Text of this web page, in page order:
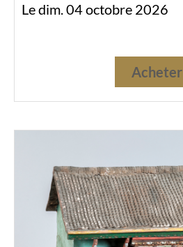
Le dim. 04 octobre 2026
Acheter